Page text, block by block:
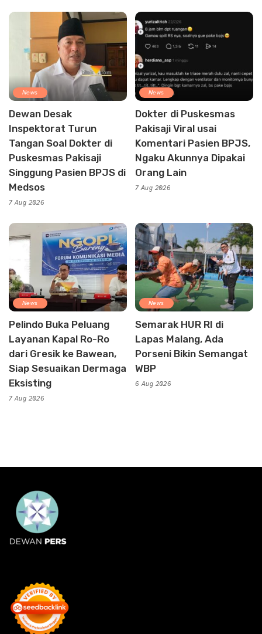
News
Dewan Desak
Inspektorat Turun
Tangan Soal Dokter di
Puskesmas Pakisaji
Singgung Pasien BPJS di
Medsos
7 Aug 2026
News
Dokter di Puskesmas
Pakisaji Viral usai
Komentari Pasien BPJS,
Ngaku Akunnya Dipakai
Orang Lain
7 Aug 2026
News
Pelindo Buka Peluang
Layanan Kapal Ro-Ro
dari Gresik ke Bawean,
Siap Sesuaikan Dermaga
Eksisting
7 Aug 2026
News
Semarak HUR RI di
Lapas Malang, Ada
Porseni Bikin Semangat
WBP
6 Aug 2026